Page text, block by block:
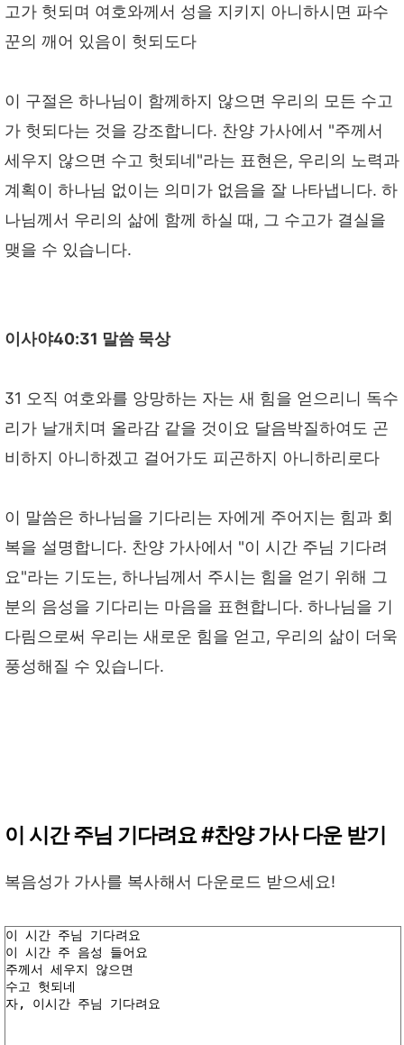
고가 헛되며 여호와께서 성을 지키지 아니하시면 파수
꾼의 깨어 있음이 헛되도다
이 구절은 하나님이 함께하지 않으면 우리의 모든 수고
가 헛되다는 것을 강조합니다. 찬양 가사에서 "주께서
세우지 않으면 수고 헛되네"라는 표현은, 우리의 노력과
계획이 하나님 없이는 의미가 없음을 잘 나타냅니다. 하
나님께서 우리의 삶에 함께 하실 때, 그 수고가 결실을
맺을 수 있습니다.
이사야40:31 말씀 묵상
31 오직 여호와를 앙망하는 자는 새 힘을 얻으리니 독수
리가 날개치며 올라감 같을 것이요 달음박질하여도 곤
비하지 아니하겠고 걸어가도 피곤하지 아니하리로다
이 말씀은 하나님을 기다리는 자에게 주어지는 힘과 회
복을 설명합니다. 찬양 가사에서 "이 시간 주님 기다려
요"라는 기도는, 하나님께서 주시는 힘을 얻기 위해 그
분의 음성을 기다리는 마음을 표현합니다. 하나님을 기
다림으로써 우리는 새로운 힘을 얻고, 우리의 삶이 더욱
풍성해질 수 있습니다.
이 시간 주님 기다려요 #찬양 가사 다운 받기
복음성가 가사를 복사해서 다운로드 받으세요!